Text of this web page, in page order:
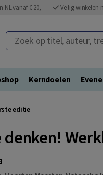
NL vanaf € 20,- Veilig winkelen
Zoek op titel, auteur,
Kerndoelen
editie
denken!